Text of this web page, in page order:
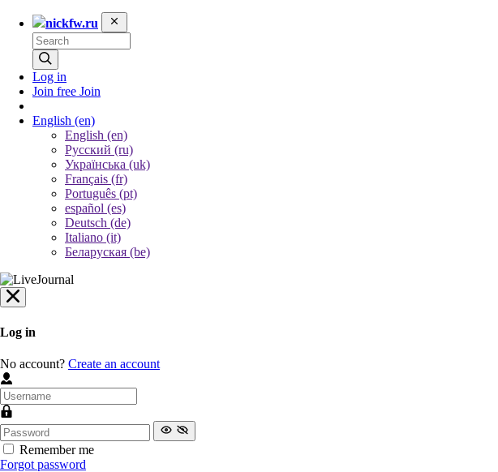
nickfw.ru
Log in
Join free Join
English (en)
English (en)
Русский (ru)
Українська (uk)
Français (fr)
Português (pt)
español (es)
Deutsch (de)
Italiano (it)
Беларуская (be)
Log in
No account? Create an account
Remember me
Forgot password